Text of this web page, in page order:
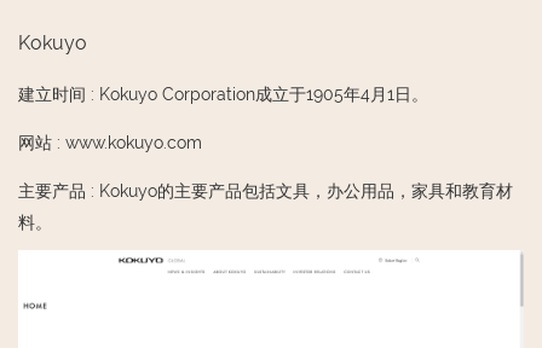
Kokuyo
建立时间 : Kokuyo Corporation成立于1905年4月1日。
网站 : www.kokuyo.com
主要产品 : Kokuyo的主要产品包括文具，办公用品，家具和教育材
料。